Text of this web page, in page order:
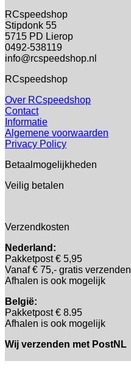
RCspeedshop
Stipdonk 55
5715 PD Lierop
0492-538119
info@rcspeedshop.nl
RCspeedshop
Over RCspeedshop
Contact
Informatie
Algemene voorwaarden
Privacy Policy
Betaalmogelijkheden
Veilig betalen
Verzendkosten
Nederland:
Pakketpost € 5,95
Vanaf € 75,- gratis verzenden
Afhalen is ook mogelijk
België:
Pakketpost € 8.95
Afhalen is ook mogelijk
Wij verzenden met PostNL